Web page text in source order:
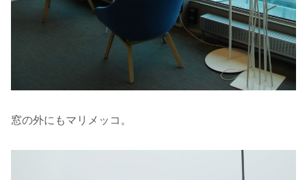
窓の外にもマリメッコ。